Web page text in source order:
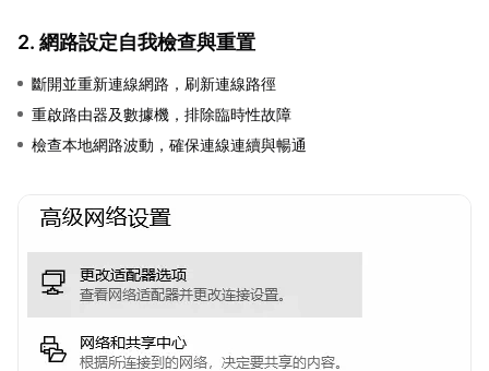
2. 網路設定自我檢查與重置
斷開並重新連線網路，刷新連線路徑
重啟路由器及數據機，排除臨時性故障
檢查本地網路波動，確保連線連續與暢通